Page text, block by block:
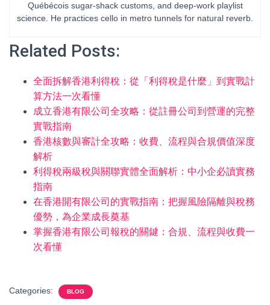
Québécois sugar-shack customs, and deep-work playlist
science. He practices cello in metro tunnels for natural reverb.
Related Posts:
全面拆解香港利得稅：從「利得稅是什麼」到實戰計
算方法一次看懂
成立香港有限公司全攻略：從註冊公司到營運的完整
實戰指南
香港核數與審計全攻略：收費、流程與合規價值深度
解析
利得稅兩級稅與關聯實體全面解析：中小企必讀實務
指南
在香港開有限公司的實戰指南：把握風險隔離與稅務
優勢，為企業成長奠基
掌握香港有限公司報稅的關鍵：合規、流程與收費一
次看懂
Categories: BLOG